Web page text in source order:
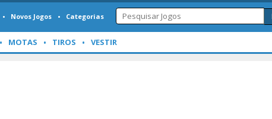
Novos Jogos Categorias
MOTAS TIROS VESTIR